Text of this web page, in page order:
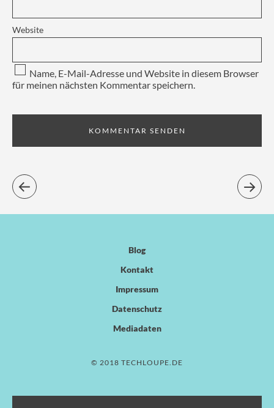
Website
Name, E-Mail-Adresse und Website in diesem Browser
für meinen nächsten Kommentar speichern.
Blog
Kontakt
Impressum
Datenschutz
Mediadaten
© 2018 TECHLOUPE.DE